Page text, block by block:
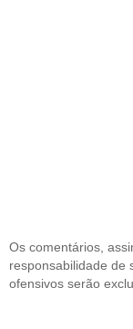
Os comentários,
responsabilidade de
ofensivos serão